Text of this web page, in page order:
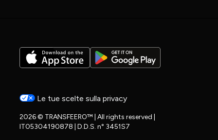
Le tue scelte sulla privacy
2026 © TRANSFEERO™ | All rights reserved |
IT05304190878 | D.D.S. n° 3451S7